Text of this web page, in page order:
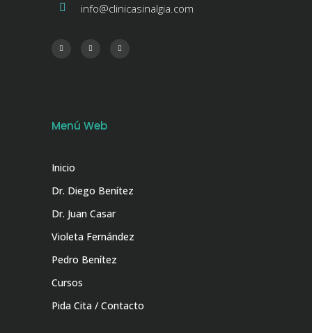
info@clinicasinalgia.com
Menú Web
Inicio
Dr. Diego Benítez
Dr. Juan Casar
Violeta Fernández
Pedro Benítez
Cursos
Pida Cita / Contacto